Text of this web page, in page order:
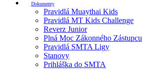
Dokumenty
Pravidlá Muaythai Kids
Pravidlá MT Kids Challenge
Reverz Junior
Plná Moc Zákonného Zástupcu
Pravidlá SMTA Ligy
Stanovy
Prihláška do SMTA